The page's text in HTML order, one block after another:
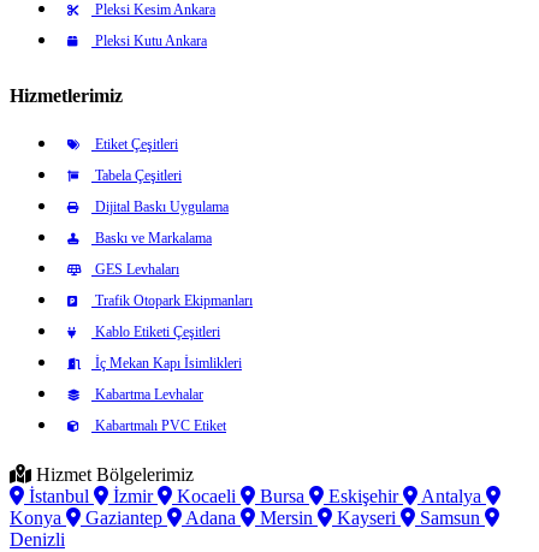
Pleksi Kesim Ankara
Pleksi Kutu Ankara
Hizmetlerimiz
Etiket Çeşitleri
Tabela Çeşitleri
Dijital Baskı Uygulama
Baskı ve Markalama
GES Levhaları
Trafik Otopark Ekipmanları
Kablo Etiketi Çeşitleri
İç Mekan Kapı İsimlikleri
Kabartma Levhalar
Kabartmalı PVC Etiket
Hizmet Bölgelerimiz
İstanbul
İzmir Kocaeli Bursa Eskişehir
Antalya
Konya
Gaziantep Adana Mersin Kayseri
Samsun
Denizli